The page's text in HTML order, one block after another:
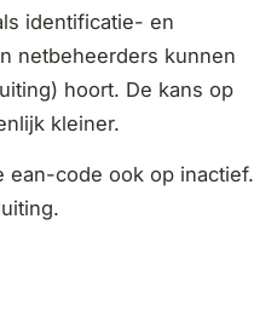
identificatie- en
netbeheerders kunnen
hoort. De kans op
kleiner.
ean-code ook op inactief.